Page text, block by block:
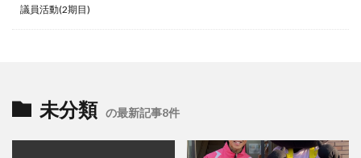
議員活動(2期目)
未分類 の最新記事8件